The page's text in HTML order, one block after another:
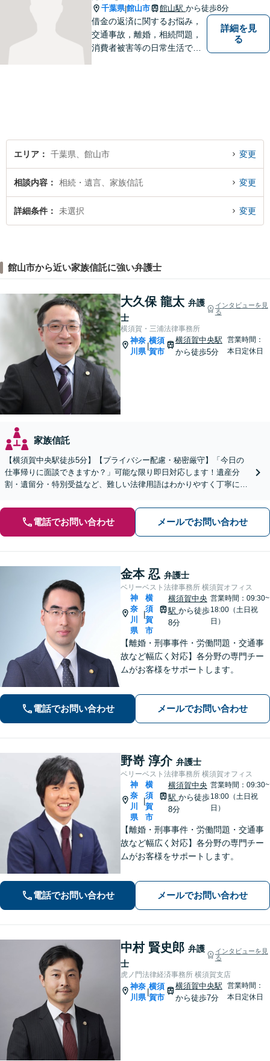
千葉県|館山市 館山駅 から徒歩8分
借金の返済に関するお悩み，
交通事故，離婚，相続問題，
消費者被害等の日常生活で生
詳細を見
る
エリア 千葉県、館山市 変更
相談内容 相続・遺言、家族信託 変更
詳細条件 未選択 変更
館山市から近い家族信託に強い弁護士
大久保 龍太 弁護
士
インタビューを見
る
横須賀・三浦法律事務所
神奈
川県
横須
賀市
横須賀中央駅
から徒歩5分
営業時間：
本日定休日
家族信託
【横須賀中央駅徒歩5分】【プライバシー配慮・秘密厳守】「今日の
仕事帰りに面談できますか？」可能な限り即日対応します！遺産分
割・遺留分・特別受益など、難しい法律用語はわかりやすく丁寧に説
電話でお問い合わせ メールでお問い合わせ
金本 忍 弁護士
ベリーベスト法律事務所 横須賀オフィス
神
奈
川
県
横
須
賀
市
横須賀中央
駅 から徒歩
8分
営業時間：09:30~
18:00（土日祝
日）
【離婚・刑事事件・労働問題・交通事
故など幅広く対応】各分野の専門チー
ムがお客様をサポートします。
電話でお問い合わせ メールでお問い合わせ
野嵜 淳介 弁護士
ベリーベスト法律事務所 横須賀オフィス
神
奈
川
県
横
須
賀
市
横須賀中央
駅 から徒歩
8分
営業時間：09:30~
18:00（土日祝
日）
【離婚・刑事事件・労働問題・交通事
故など幅広く対応】各分野の専門チー
ムがお客様をサポートします。
電話でお問い合わせ メールでお問い合わせ
中村 賢史郎 弁護
士
インタビューを見
る
虎ノ門法律経済事務所 横須賀支店
神奈
川県
横須
賀市
横須賀中央駅
から徒歩7分
営業時間：
本日定休日